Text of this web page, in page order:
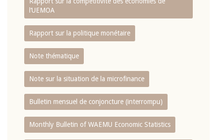
l‘UEMOA
Rapport sur la politique monétaire
Note thématique
Note sur la situation de la microfinance
Bulletin mensuel de conjoncture (interrompu)
Monthly Bulletin of WAEMU Economic Statistics